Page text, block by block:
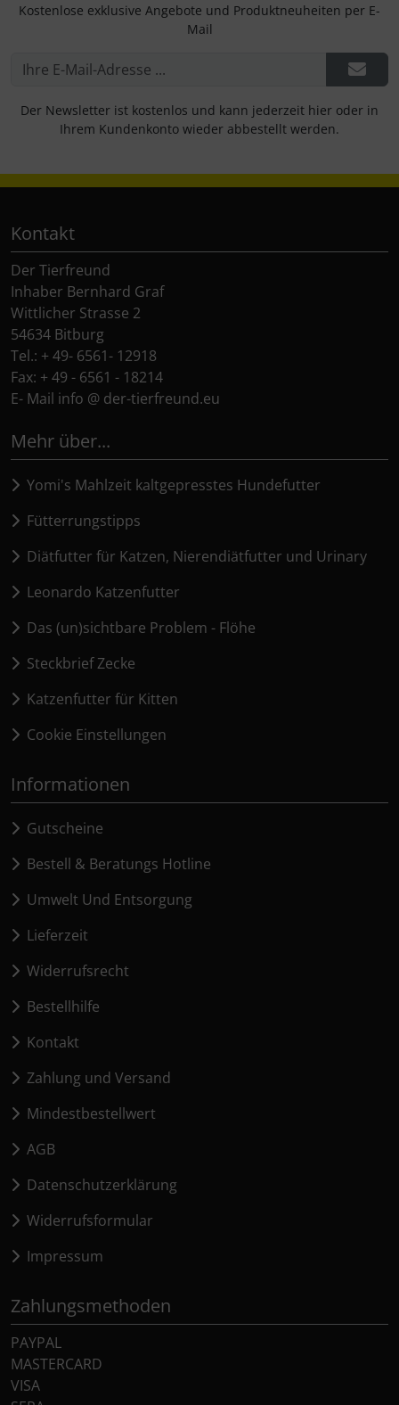
Kostenlose exklusive Angebote und Produktneuheiten per E-
Mail
Der Newsletter ist kostenlos und kann jederzeit hier oder in
Ihrem Kundenkonto wieder abbestellt werden.
Kontakt
Der Tierfreund
Inhaber Bernhard Graf
Wittlicher Strasse 2
54634 Bitburg
Tel.: + 49- 6561- 12918
Fax: + 49 - 6561 - 18214
E- Mail info @ der-tierfreund.eu
Mehr über...
Yomi's Mahlzeit kaltgepresstes Hundefutter
Fütterrungstipps
Diätfutter für Katzen, Nierendiätfutter und Urinary
Leonardo Katzenfutter
Das (un)sichtbare Problem - Flöhe
Steckbrief Zecke
Katzenfutter für Kitten
Cookie Einstellungen
Informationen
Gutscheine
Bestell & Beratungs Hotline
Umwelt Und Entsorgung
Lieferzeit
Widerrufsrecht
Bestellhilfe
Kontakt
Zahlung und Versand
Mindestbestellwert
AGB
Datenschutzerklärung
Widerrufsformular
Impressum
Zahlungsmethoden
PAYPAL
MASTERCARD
VISA